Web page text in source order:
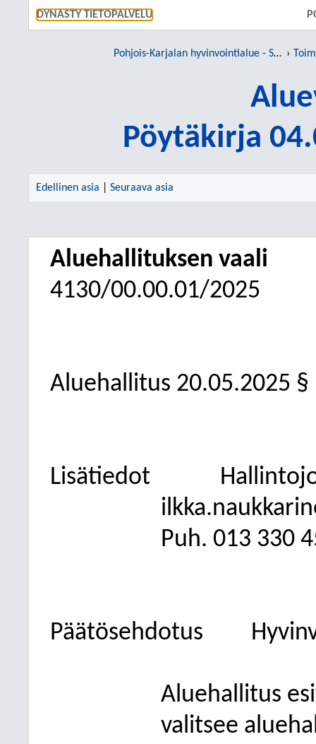
DYNASTY TIETOPALVELU SIIRRY
Pohjois-Karjalan hyvinvointialue - Siun sote
Pöytäkirja
Edellinen asia Seuraava asia
Aluehallituksen vaali
4130/00.00.01/2025
Aluehallitus 20.05.2025 §
Lisätiedot
Puh. 013 330
Päätösehdotus
Aluehallitus
valitsee